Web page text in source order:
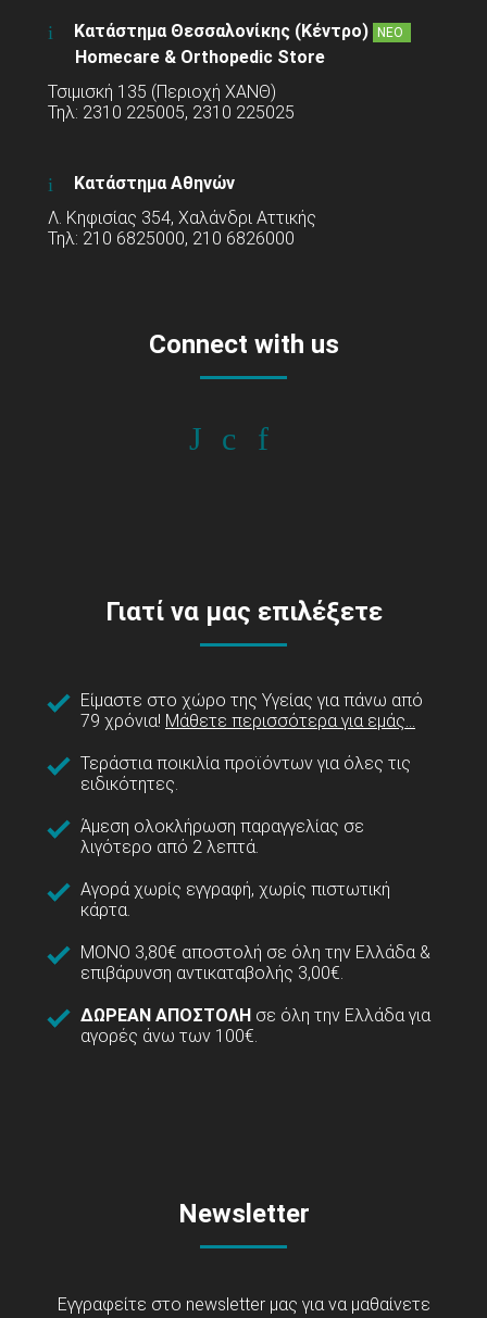
Κατάστημα Θεσσαλονίκης (Κέντρο) ΝΕΟ
Homecare & Orthopedic Store
Τσιμισκή 135 (Περιοχή ΧΑΝΘ)
Τηλ: 2310 225005, 2310 225025
Κατάστημα Αθηνών
Λ. Κηφισίας 354, Χαλάνδρι Αττικής
Τηλ: 210 6825000, 210 6826000
Connect with us
Γιατί να μας επιλέξετε
Είμαστε στο χώρο της Υγείας για πάνω από
79 χρόνια! Μάθετε περισσότερα για εμάς...
Τεράστια ποικιλία προϊόντων για όλες τις
ειδικότητες.
Άμεση ολοκλήρωση παραγγελίας σε
λιγότερο από 2 λεπτά.
Αγορά χωρίς εγγραφή, χωρίς πιστωτική
κάρτα.
ΜΟΝΟ 3,80€ αποστολή σε όλη την Ελλάδα &
επιβάρυνση αντικαταβολής 3,00€.
ΔΩΡΕΑΝ ΑΠΟΣΤΟΛΗ σε όλη την Ελλάδα για
αγορές άνω των 100€.
Newsletter
Εγγραφείτε στο newsletter μας για να μαθαίνετε